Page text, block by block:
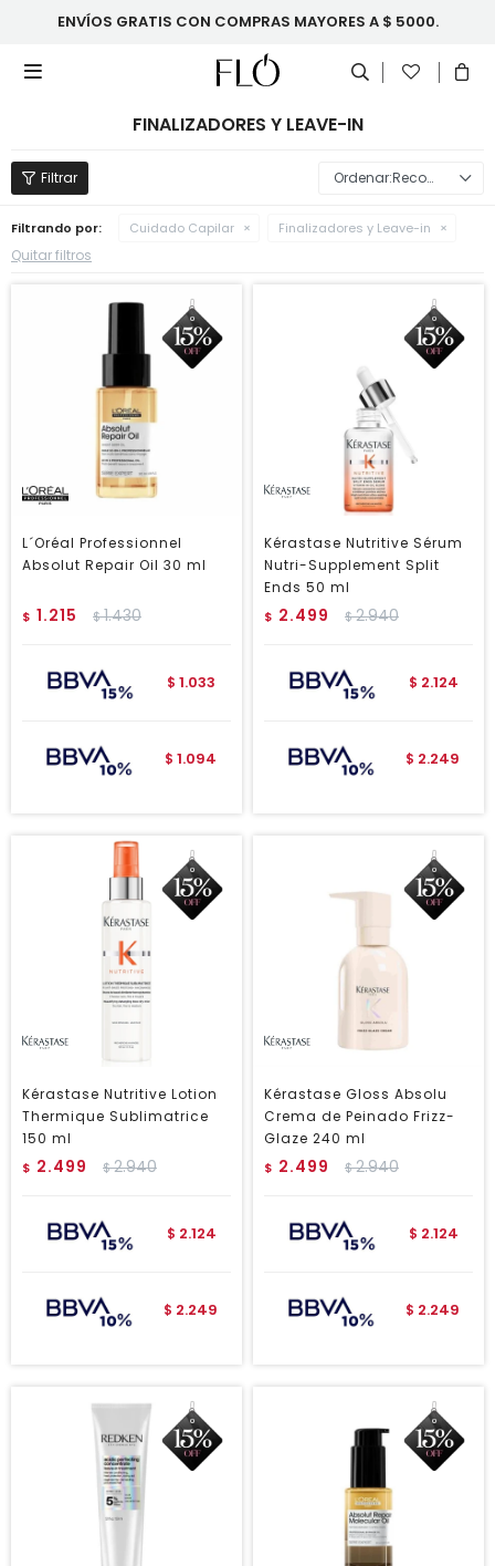
ENVÍOS GRATIS CON COMPRAS MAYORES A $ 5000.

FINALIZADORES Y LEAVE-IN
Recomendados
Filtrando por: Cuidado Capilar Finalizadores y Leave-in
Quitar filtros
L´Oréal Professionnel
Absolut Repair Oil 30 ml
$ 1.215 $1.430
$ 1.033
$ 1.094
Kérastase Nutritive Sérum
Nutri-Supplement Split
Ends 50 ml
$ 2.499 $2.940
$ 2.124
$ 2.249
Kérastase Nutritive Lotion
Thermique Sublimatrice
150 ml
$ 2.499 $2.940
$ 2.124
$ 2.249
Kérastase Gloss Absolu
Crema de Peinado Frizz-
Glaze 240 ml
$ 2.499 $2.940
$ 2.124
$ 2.249